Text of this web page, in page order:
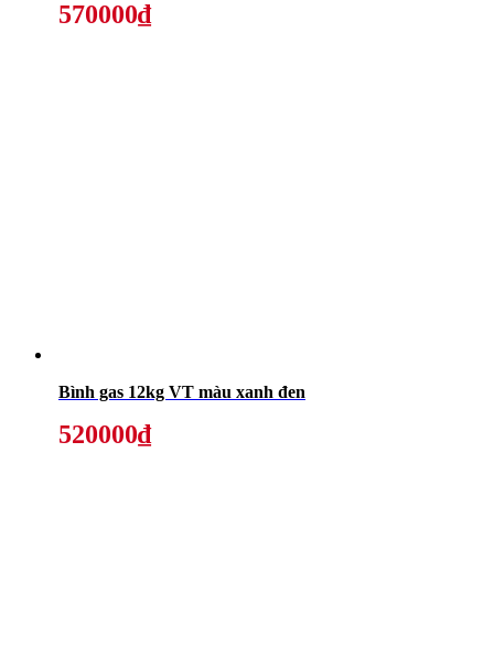
570000₫
Bình gas 12kg VT màu xanh đen
520000₫